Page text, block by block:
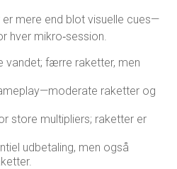
mere end blot visuelle cues—
hver mikro‑session.
vandet; færre raketter, men
raketter og
store multipliers; raketter er
udbetaling, men også